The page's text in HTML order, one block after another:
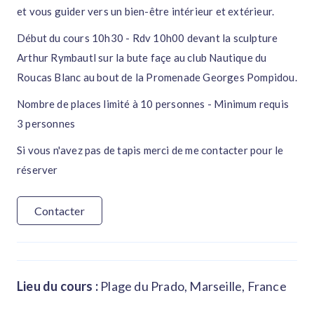
et vous guider vers un bien-être intérieur et extérieur.
Début du cours 10h30 - Rdv 10h00 devant la sculpture
Arthur Rymbautl sur la bute façe au club Nautique du
Roucas Blanc au bout de la Promenade Georges Pompidou.
Nombre de places limité à 10 personnes - Minimum requis
3 personnes
Si vous n'avez pas de tapis merci de me contacter pour le
réserver
Contacter
Lieu du cours : Plage du Prado, Marseille, France